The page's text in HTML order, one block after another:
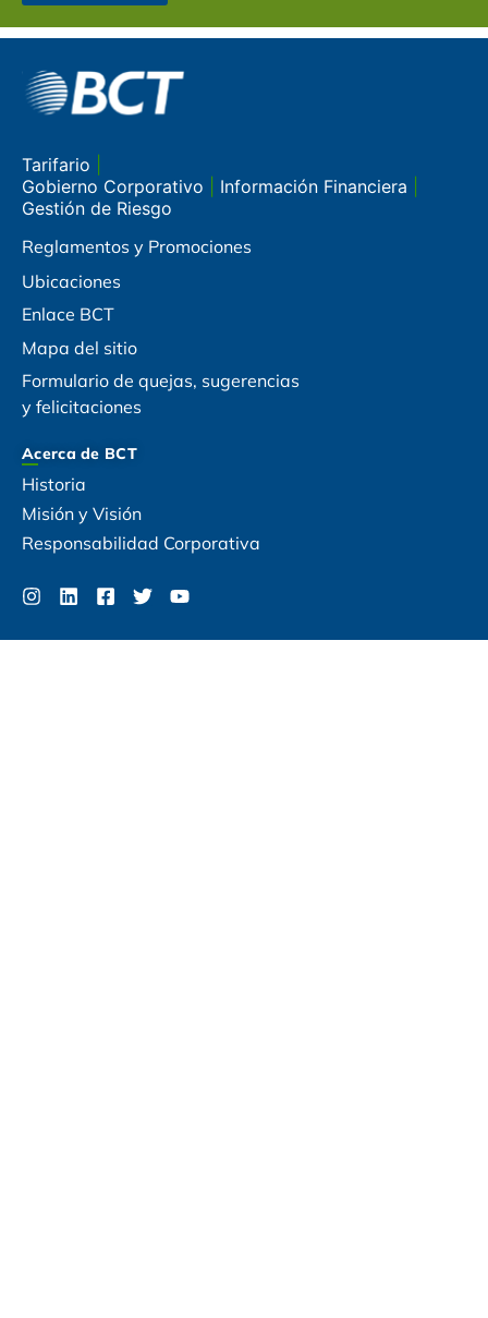
Tarifario
Gobierno Corporativo
Información Financiera
Gestión de Riesgo
Reglamentos y Promociones
Ubicaciones
Enlace BCT
Mapa del sitio
Formulario de quejas, sugerencias
y felicitaciones
Acerca de BCT
Historia
Misión y Visión
Responsabilidad Corporativa